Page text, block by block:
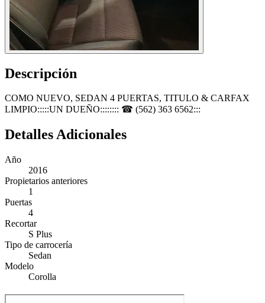
Descripción
COMO NUEVO, SEDAN 4 PUERTAS, TITULO & CARFAX
LIMPIO:::::UN DUEÑO:::::::: ☎ (562) 363 6562:::
Detalles Adicionales
Año
2016
Propietarios anteriores
1
Puertas
4
Recortar
S Plus
Tipo de carrocería
Sedan
Modelo
Corolla